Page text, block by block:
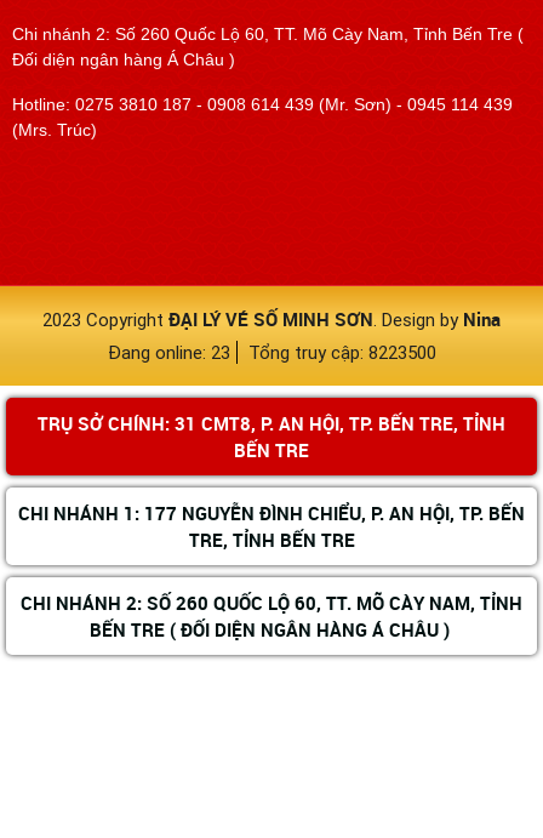
Chi nhánh 2: Số 260 Quốc Lộ 60, TT. Mõ Cày Nam, Tỉnh Bến Tre (
Đối diện ngân hàng Á Châu )
Hotline: 0275 3810 187 - 0908 614 439 (Mr. Sơn) - 0945 114 439
(Mrs. Trúc)
2023 Copyright ĐẠI LÝ VÉ SỐ MINH SƠN . Design by Nina
Đang online: 23 Tổng truy cập: 8223500
TRỤ SỞ CHÍNH: 31 CMT8, P. AN HỘI, TP. BẾN TRE, TỈNH
BẾN TRE
CHI NHÁNH 1: 177 NGUYỄN ĐÌNH CHIỂU, P. AN HỘI, TP. BẾN
TRE, TỈNH BẾN TRE
CHI NHÁNH 2: SỐ 260 QUỐC LỘ 60, TT. MÕ CÀY NAM, TỈNH
BẾN TRE ( ĐỐI DIỆN NGÂN HÀNG Á CHÂU )